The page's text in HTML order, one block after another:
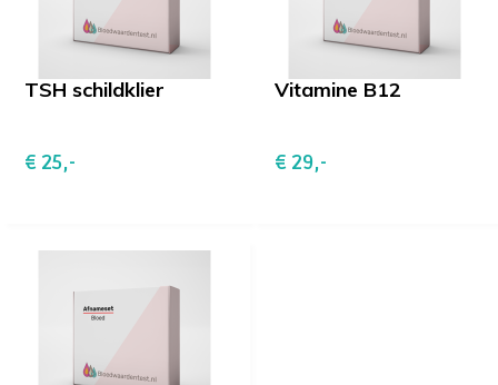
aftrekbaar, mits ze bijdragen aan de continuïteit van je
Wat krijg je?
leeftijd en geslacht.
TSH schildklier
€ 25,-
Vitamine B12
€ 29,-